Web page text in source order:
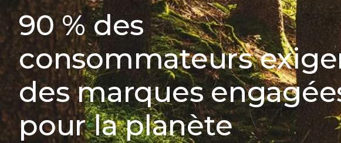
90 % des
consommateurs
des marques
pour la planète